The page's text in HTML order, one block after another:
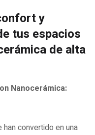
y
tus espacios
de alta
Nanocerámica:
han convertido en una